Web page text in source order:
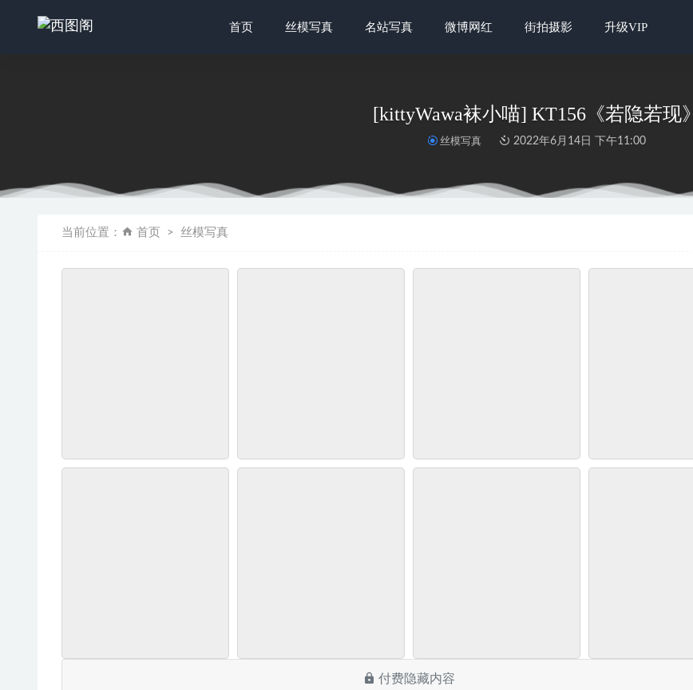
首页 丝模写真 名站写真 微博网红 街拍摄影 升级VIP
[kittyWawa袜小喵] KT156《若隐若现》
丝模写真 2022年6月14日 下午11:00
当前位置： 首页 丝模写真
付费隐藏内容
[Ligui丽柜] 2023.04.06《紧缚天使》上 Kiki 2023-04-28